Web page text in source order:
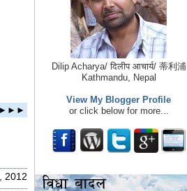
►►►
2012
Dilip Acharya/ दिलीप आचार्य/ 蒂利浦
Kathmandu, Nepal
View My Blogger Profile
or click below for more...